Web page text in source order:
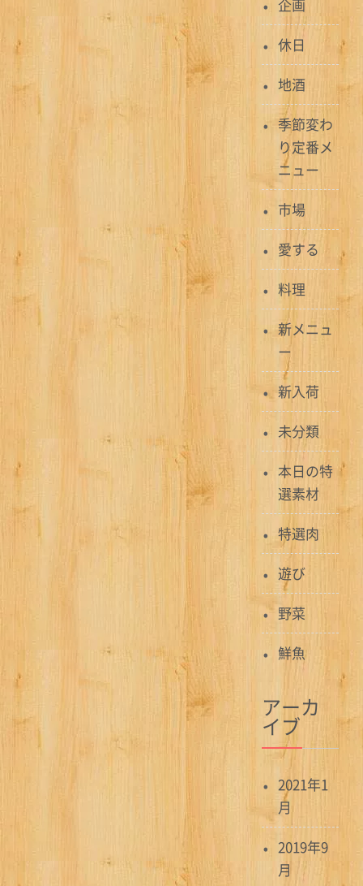
企画
休日
地酒
季節変わ
り定番メ
ニュー
市場
愛する
料理
新メニュ
ー
新入荷
未分類
本日の特
選素材
特選肉
遊び
野菜
鮮魚
アーカ
イブ
2021年1
月
2019年9
月